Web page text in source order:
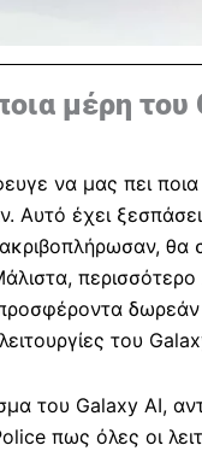
μέρη
να μας πει ποια
Αυτό έχει
θα
δωρεάν
του
του Galaxy AI,
πως όλες οι